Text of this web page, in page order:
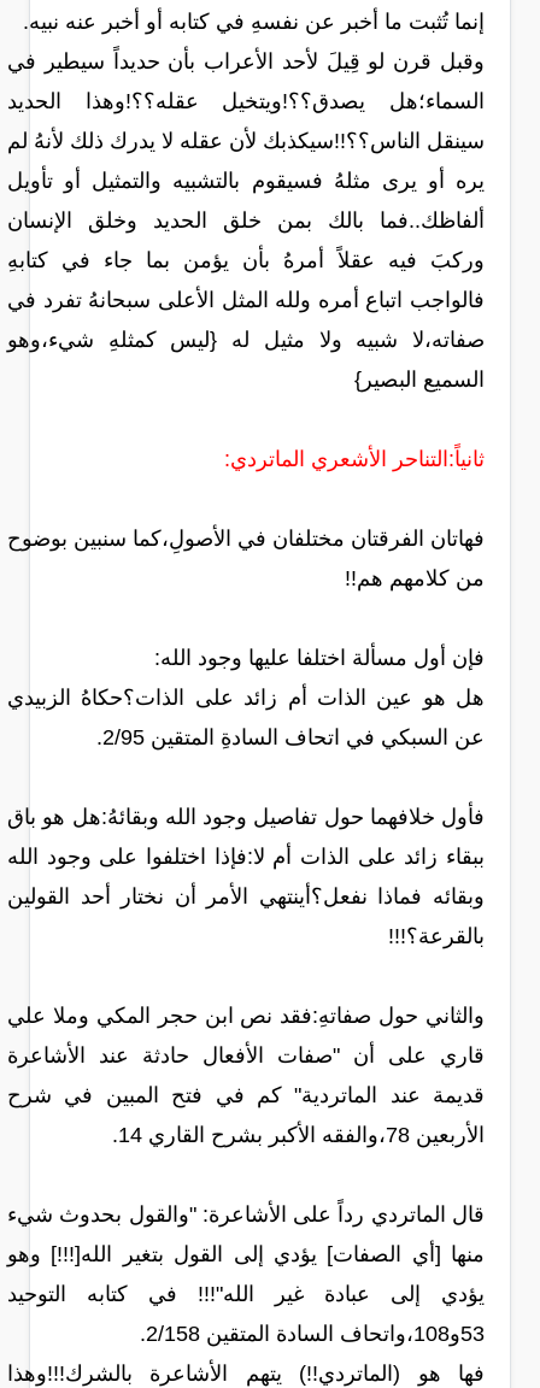
إنما تُثبت ما أخبر عن نفسهِ في كتابه أو أخبر عنه نبيه.
وقبل قرن لو قِيلَ لأحد الأعراب بأن حديداً سيطير في
السماء؛هل يصدق؟؟!ويتخيل عقله؟؟!وهذا الحديد
سينقل الناس؟؟!!سيكذبك لأن عقله لا يدرك ذلك لأنهُ لم
يره أو يرى مثلهُ فسيقوم بالتشبيه والتمثيل أو تأويل
ألفاظك..فما بالك بمن خلق الحديد وخلق الإنسان
وركبَ فيه عقلاً أمرهُ بأن يؤمن بما جاء في كتابهِ
فالواجب اتباع أمره ولله المثل الأعلى سبحانهُ تفرد في
صفاته،لا شبيه ولا مثيل له {ليس كمثلهِ شيء،وهو
السميع البصير}
ثانياً:التناحر الأشعري الماتردي:
فهاتان الفرقتان مختلفان في الأصولِ،كما سنبين بوضوح
من كلامهم هم!!
فإن أول مسألة اختلفا عليها وجود الله:
هل هو عين الذات أم زائد على الذات؟حكاهُ الزبيدي
عن السبكي في اتحاف السادةِ المتقين 2/95.
فأول خلافهما حول تفاصيل وجود الله وبقائهُ:هل هو باق
ببقاء زائد على الذات أم لا:فإذا اختلفوا على وجود الله
وبقائه فماذا نفعل؟أينتهي الأمر أن نختار أحد القولين
بالقرعة؟!!!
والثاني حول صفاتهِ:فقد نص ابن حجر المكي وملا علي
قاري على أن "صفات الأفعال حادثة عند الأشاعرة
قديمة عند الماتردية" كم في فتح المبين في شرح
الأربعين 78،والفقه الأكبر بشرح القاري 14.
قال الماتردي رداً على الأشاعرة: "والقول بحدوث شيء
منها [أي الصفات] يؤدي إلى القول بتغير الله[!!!] وهو
يؤدي إلى عبادة غير الله"!!! في كتابه التوحيد
53و108،واتحاف السادة المتقين 2/158.
فها هو (الماتردي!!) يتهم الأشاعرة بالشرك!!!وهذا